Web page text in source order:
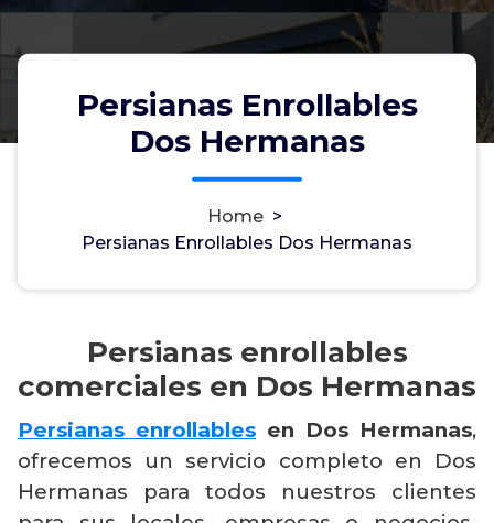
Persianas Enrollables
Dos Hermanas
Home >
Persianas Enrollables Dos Hermanas
Persianas enrollables
comerciales en Dos Hermanas
Persianas enrollables en Dos Hermanas,
ofrecemos un servicio completo en Dos
Hermanas para todos nuestros clientes